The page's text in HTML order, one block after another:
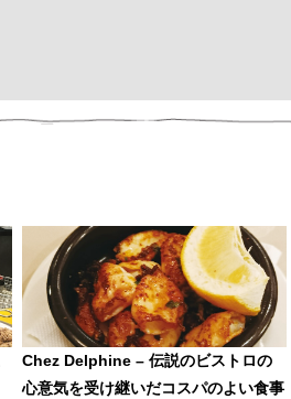
Chez Delphine – 伝説のビストロの
心意気を受け継いだコスパのよい食事